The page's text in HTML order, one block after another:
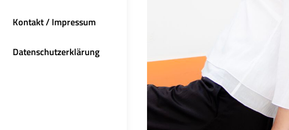
Kontakt / Impressum
Datenschutzerklärung